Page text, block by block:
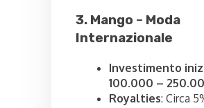
3. Mango – Moda
Internazionale
Investimento
100.000 –
Royalties: Circa